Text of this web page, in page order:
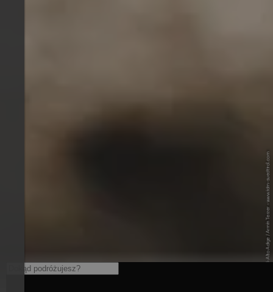
© IDM Südtirol-Alto Adige / Armin Terzer - www.idm-suedtirol.com